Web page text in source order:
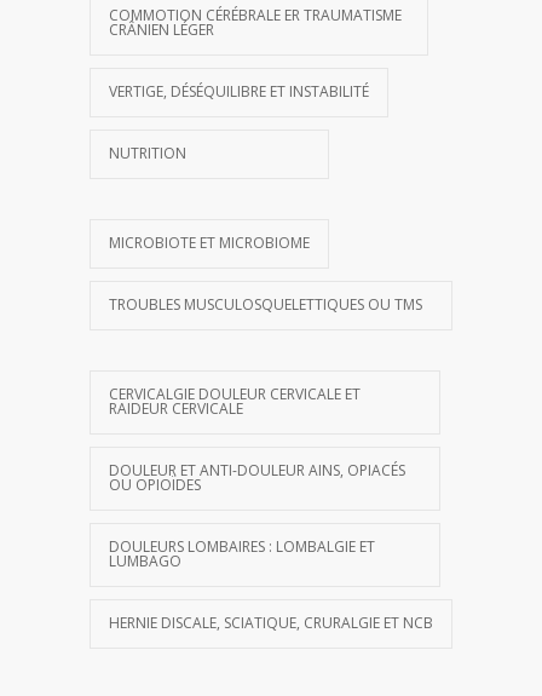
COMMOTION CÉRÉBRALE ER TRAUMATISME
CRÂNIEN LÉGER
VERTIGE, DÉSÉQUILIBRE ET INSTABILITÉ
NUTRITION
MICROBIOTE ET MICROBIOME
TROUBLES MUSCULOSQUELETTIQUES OU TMS
CERVICALGIE DOULEUR CERVICALE ET
RAIDEUR CERVICALE
DOULEUR ET ANTI-DOULEUR AINS, OPIACÉS
OU OPIOÏDES
DOULEURS LOMBAIRES : LOMBALGIE ET
LUMBAGO
HERNIE DISCALE, SCIATIQUE, CRURALGIE ET NCB